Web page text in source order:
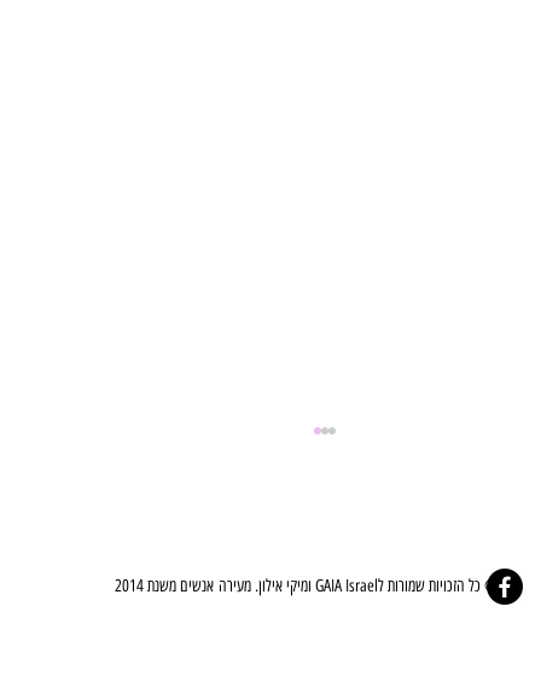
© כל הזכויות שמורות לGAIA Israel ומיקי אילון. מעירה אנשים משנת 2014